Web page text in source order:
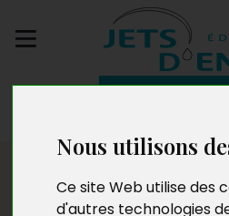
Nous utilisons
Ce site Web utilise des
d'autres technologies
Dédicaces